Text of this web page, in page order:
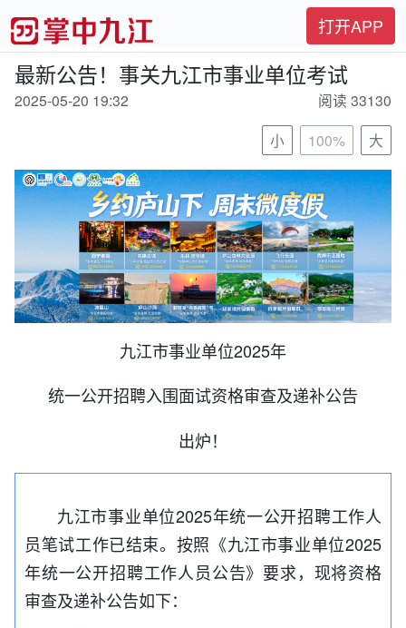
打开APP
最新公告！事关九江市事业单位考试
2025-05-20 19:32
阅读 33130
小
100% 大
九江市事业单位2025年
统一公开招聘入围面试资格审查及递补公告
出炉！
九江市事业单位2025年统一公开招聘工作人
员笔试工作已结束。按照《九江市事业单位2025
年统一公开招聘工作人员公告》要求，现将资格
审查及递补公告如下：